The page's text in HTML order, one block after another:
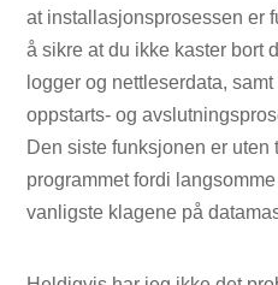
at installasjonsprosessen er
å sikre at du ikke kaster bort
logger og nettleserdata,
oppstarts- og
Den siste funksjonen er
programmet fordi
vanligste klagene på